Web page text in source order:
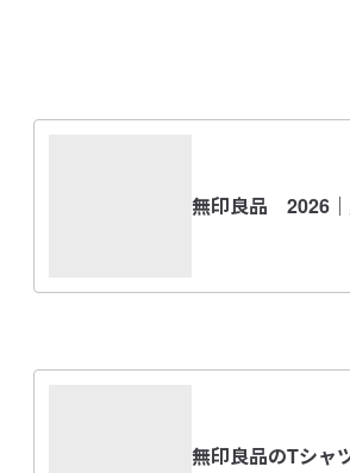
無印良品 2026｜
無印良品のTシャ